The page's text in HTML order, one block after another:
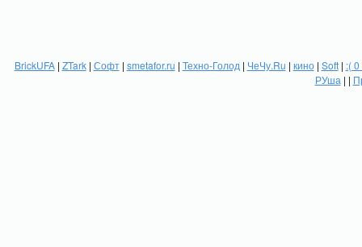
BrickUFA| ZTark| Софт| smetafor.ru | Техно-Голод | ЧеЧу.Ru | кино| Soft| :(
РУша | |